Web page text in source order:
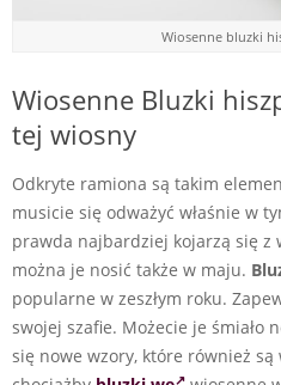
Wiosenne bluzki
Wiosenne Bluzki
tej wiosny
Odkryte ramiona są takim
musicie się odważyć właśnie w
prawda najbardziej kojarzą się z
można je nosić także w maju.
popularne w zeszłym roku.
swojej szafie. Możecie je śmiało
się nowe wzory, które również